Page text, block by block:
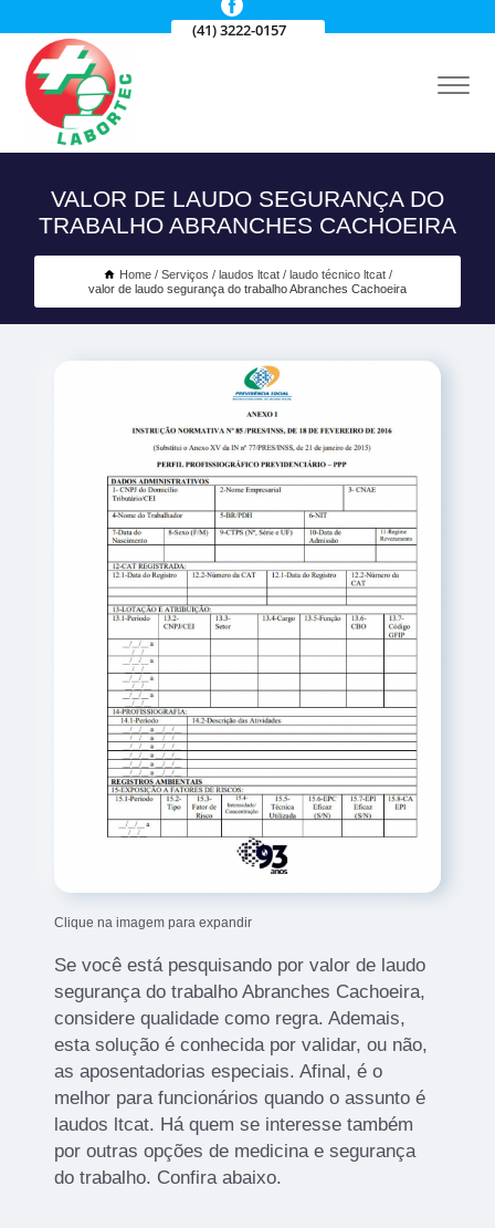
(41) 3222-0157
VALOR DE LAUDO SEGURANÇA DO
TRABALHO ABRANCHES CACHOEIRA
Home Serviços laudos ltcat
laudo técnico ltcat
valor de laudo segurança do trabalho Abranches Cachoeira
Clique na imagem para expandir
Se você está pesquisando por valor de laudo
segurança do trabalho Abranches Cachoeira,
considere qualidade como regra. Ademais,
esta solução é conhecida por validar, ou não,
as aposentadorias especiais. Afinal, é o
melhor para funcionários quando o assunto é
laudos ltcat. Há quem se interesse também
por outras opções de medicina e segurança
do trabalho. Confira abaixo.